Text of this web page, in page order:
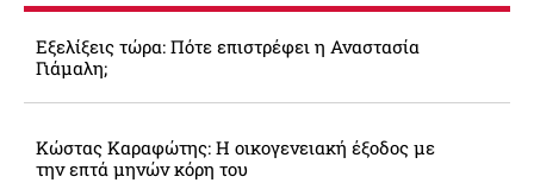
Εξελίξεις τώρα: Πότε επιστρέφει η Αναστασία
Γιάμαλη;
Κώστας Καραφώτης: Η οικογενειακή έξοδος με
την επτά μηνών κόρη του